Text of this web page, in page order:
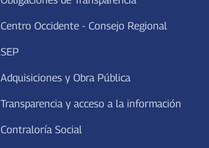
Centro Occidente - Consejo Regional
SEP
Adquisiciones y Obra Pública
Transparencia y acceso a la información
Contraloría Social